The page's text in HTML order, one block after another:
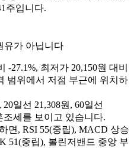
주입니다.
유가 아닙니다
-27.1%, 최저가 20,150원 대비
범위에서 저점 부근에 위치하
일선 21,308원, 60일선
조세를 보이고 있습니다.
면, RSI 55(중립), MACD 상승
51(중립), 볼린저밴드 중앙 부